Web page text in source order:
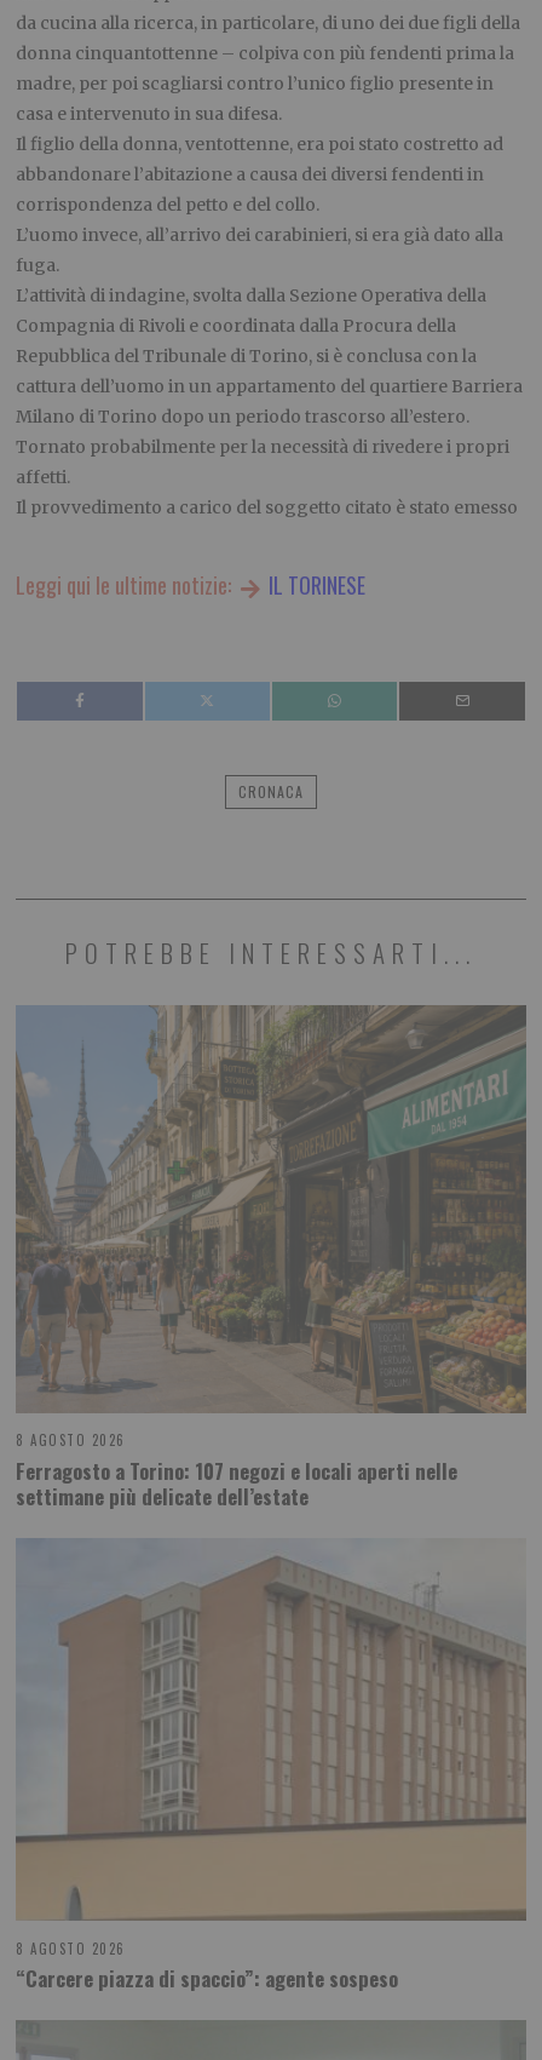
da cucina alla ricerca, in particolare, di uno dei due figli della
donna cinquantottenne – colpiva con più fendenti prima la
madre, per poi scagliarsi contro l’unico figlio presente in
casa e intervenuto in sua difesa.
Il figlio della donna, ventottenne, era poi stato costretto ad
abbandonare l’abitazione a causa dei diversi fendenti in
corrispondenza del petto e del collo.
L’uomo invece, all’arrivo dei carabinieri, si era già dato alla
fuga.
L’attività di indagine, svolta dalla Sezione Operativa della
Compagnia di Rivoli e coordinata dalla Procura della
Repubblica del Tribunale di Torino, si è conclusa con la
cattura dell’uomo in un appartamento del quartiere Barriera
Milano di Torino dopo un periodo trascorso all’estero.
Tornato probabilmente per la necessità di rivedere i propri
affetti.
Il provvedimento a carico del soggetto citato è stato emesso
Leggi qui le ultime notizie: IL TORINESE
CRONACA
POTREBBE INTERESSARTI...
8 AGOSTO 2026
Ferragosto a Torino: 107 negozi e locali aperti nelle
settimane più delicate dell’estate
8 AGOSTO 2026
“Carcere piazza di spaccio”: agente sospeso